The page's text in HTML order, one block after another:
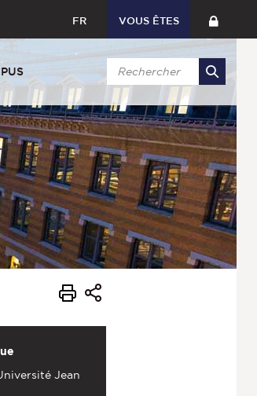
FR VOUS ÊTES
Jean